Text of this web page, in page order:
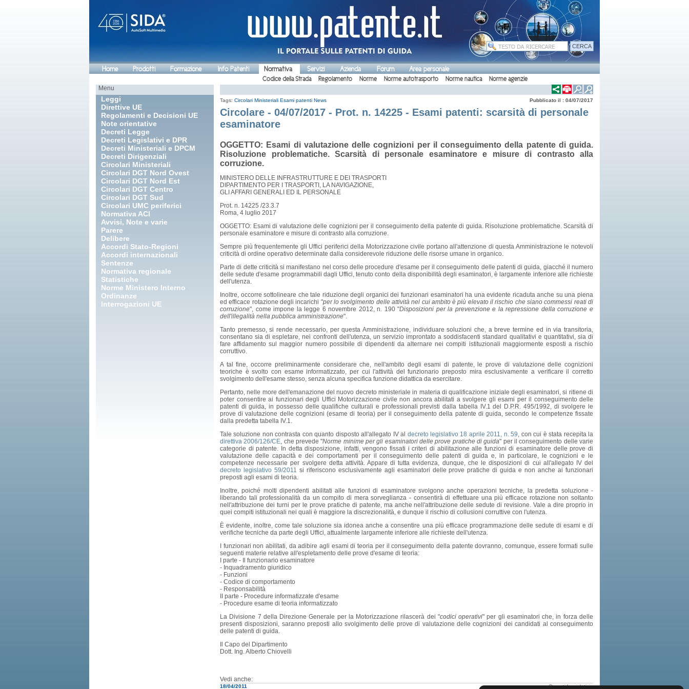
Home Prodotti Formazione Info Patenti Normativa Servizi Azienda Forum Area personale
Codice della Strada Regolamento Norme Norme autotrasporto Norme nautica
Norme agenzie
Menu
Leggi
Direttive UE
Regolamenti e Decisioni UE
Note orientative
Decreti Legge
Decreti Legislativi e DPR
Decreti Ministeriali e DPCM
Decreti Dirigenziali
Circolari Ministeriali
Circolari DGT Nord Ovest
Circolari DGT Nord Est
Circolari DGT Centro
Circolari DGT Sud
Circolari UMC periferici
Normativa ACI
Avvisi, Note e varie
Parere
Delibere
Accordi Stato-Regioni
Accordi internazionali
Sentenze
Normativa regionale
Statistiche
Norme Ministero Interno
Ordinanze
Interrogazioni UE
Pubblicato il : 04/07/2017
Tags: Circolari Ministeriali Esami patenti News
Circolare - 04/07/2017 - Prot. n. 14225 - Esami patenti: scarsità di personale
esaminatore
OGGETTO: Esami di valutazione delle cognizioni per il conseguimento della patente di guida.
Risoluzione problematiche. Scarsità di personale esaminatore e misure di contrasto alla
corruzione.
MINISTERO DELLE INFRASTRUTTURE E DEI TRASPORTI
DIPARTIMENTO PER I TRASPORTI, LA NAVIGAZIONE,
GLI AFFARI GENERALI ED IL PERSONALE
Prot. n. 14225 /23.3.7
Roma, 4 luglio 2017
OGGETTO: Esami di valutazione delle cognizioni per il conseguimento della patente di guida. Risoluzione problematiche. Scarsità di
personale esaminatore e misure di contrasto alla corruzione.
Sempre più frequentemente gli Uffici periferici della Motorizzazione civile portano all'attenzione di questa Amministrazione le notevoli
criticità di ordine operativo determinate dalla considerevole riduzione delle risorse umane in organico.
Parte di dette criticità si manifestano nel corso delle procedure d'esame per il conseguimento delle patenti di guida, giacché il numero
delle sedute d'esame programmabili dagli Uffici, tenuto conto della disponibilità degli esaminatori, è largamente inferiore alle richieste
dell'utenza.
Inoltre, occorre sottolineare che tale riduzione degli organici dei funzionari esaminatori ha una evidente ricaduta anche su una piena
ed efficace rotazione degli incarichi "per lo svolgimento delle attività nel cui ambito è più elevato il rischio che siano commessi reati di
corruzione", come impone la legge 6 novembre 2012, n. 190 "Disposizioni per la prevenzione e la repressione della corruzione e
dell'illegalità nella pubblica amministrazione".
Tanto premesso, si rende necessario, per questa Amministrazione, individuare soluzioni che, a breve termine ed in via transitoria,
consentano sia di espletare, nei confronti dell'utenza, un servizio improntato a soddisfacenti standard qualitativi e quantitativi, sia di
fare affidamento sul maggior numero possibile di dipendenti da alternare nei compiti istituzionali maggiormente esposti a rischio
corruttivo.
A tal fine, occorre preliminarmente considerare che, nell'ambito degli esami di patente, le prove di valutazione delle cognizioni
teoriche è svolto con esame informatizzato, per cui l'attività del funzionario preposto mira esclusivamente a verificare il corretto
svolgimento dell'esame stesso, senza alcuna specifica funzione didattica da esercitare.
Pertanto, nelle more dell'emanazione del nuovo decreto ministeriale in materia di qualificazione iniziale degli esaminatori, si ritiene di
poter consentire ai funzionari degli Uffici Motorizzazione civile non ancora abilitati a svolgere gli esami per il conseguimento delle
patenti di guida, in possesso delle qualifiche culturali e professionali previsti dalla tabella IV.1 del D.P.R. 495/1992, di svolgere le
prove di valutazione delle cognizioni (esame di teoria) per il conseguimento della patente di guida, secondo le competenze fissate
dalla predetta tabella IV.1.
Tale soluzione non contrasta con quanto disposto all'allegato IV al decreto legislativo 18 aprile 2011, n. 59, con cui è stata recepita la
direttiva 2006/126/CE, che prevede "Norme minime per gli esaminatori delle prove pratiche di guida" per il conseguimento delle varie
categorie di patente. In detta disposizione, infatti, vengono fissati i criteri di abilitazione alle funzioni di esaminatore delle prove di
valutazione delle capacità e dei comportamenti per il conseguimento delle patenti di guida e, in particolare, le cognizioni e le
competenze necessarie per svolgere detta attività. Appare di tutta evidenza, dunque, che le disposizioni di cui all'allegato IV del
decreto legislativo 59/2011 si riferiscono esclusivamente agli esaminatori delle prove pratiche di guida e non anche ai funzionari
preposti agli esami di teoria.
Inoltre, poiché molti dipendenti abilitati alle funzioni di esaminatore svolgono anche operazioni tecniche, la predetta soluzione -
liberando tali professionalità da un compito di mera sorveglianza - consentirà di effettuare una più efficace rotazione non soltanto
nell'attribuzione dei turni per le prove pratiche di patente, ma anche nell'attribuzione delle sedute di revisione. Vale a dire proprio in
quei compiti istituzionali nei quali è maggiore la discrezionalità, e dunque il rischio di collusioni corruttive con l'utenza.
È evidente, inoltre, come tale soluzione sia idonea anche a consentire una più efficace programmazione delle sedute di esami e di
verifiche tecniche da parte degli Uffici, attualmente largamente inferiore alle richieste dell'utenza.
I funzionari non abilitati, da adibire agli esami di teoria per il conseguimento della patente dovranno, comunque, essere formati sulle
seguenti materie relative all'espletamento delle prove d'esame di teoria:
I parte - Il funzionario esaminatore
- Inquadramento giuridico
- Funzioni
- Codice di comportamento
- Responsabilità
II parte - Procedure informatizzate d'esame
- Procedure esame di teoria informatizzato
La Divisione 7 della Direzione Generale per la Motorizzazione rilascerà dei "codici operativi" per gli esaminatori che, in forza delle
presenti disposizioni, saranno preposti allo svolgimento delle prove di valutazione delle cognizioni dei candidati al conseguimento
delle patenti di guida.
Il Capo del Dipartimento
Dott. Ing. Alberto Chiovelli
Vedi anche:
18/04/2011 Decreti Legislativi